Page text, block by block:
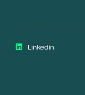
Linkedin